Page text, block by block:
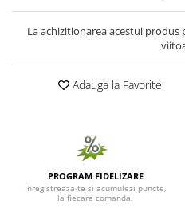
La achizitionarea acestui produs
Adauga la Favorite
PROGRAM FIDELIZARE
Inregistreaza-te si acumulezi puncte,
la fiecare comanda.